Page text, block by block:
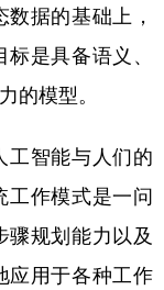
重庆
西藏
宁夏
عربى
据的基础上，
是具备语义、
的模型。
工智能与人们的
工作模式是一问
骤规划能力以及
应用于各种工作